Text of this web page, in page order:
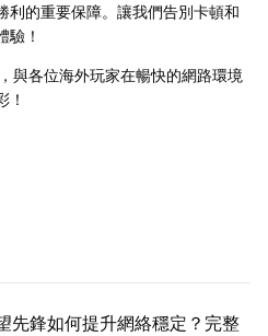
利的重要保障。讓我們告別卡頓和
驗！
與各位海外玩家在暢快的網路環境
！
先鋒如何提升網絡穩定？完整